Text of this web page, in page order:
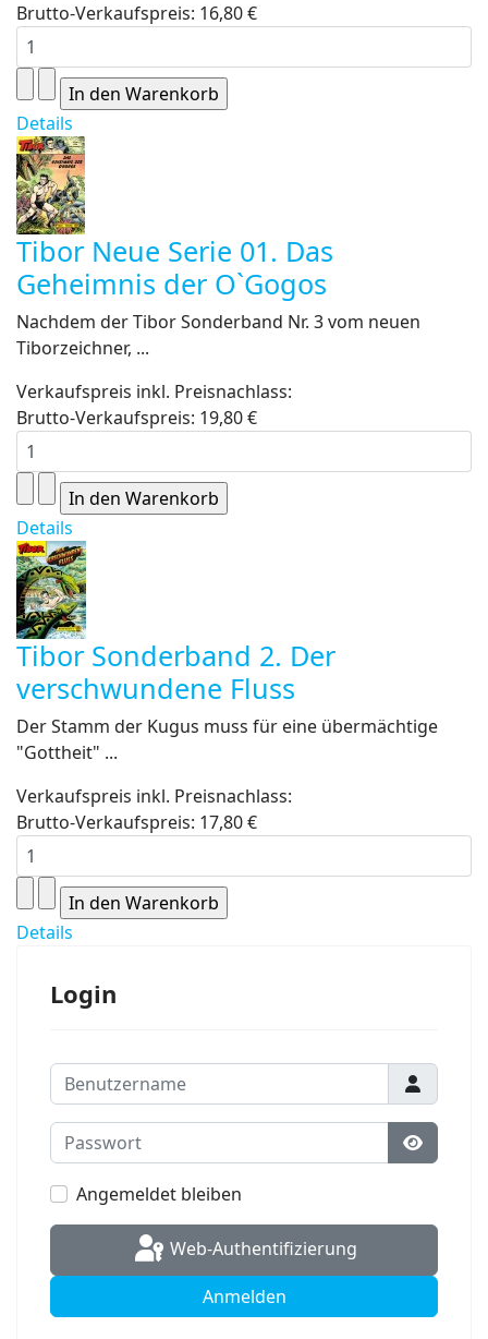
Brutto-Verkaufspreis: 16,80 €
Details
Tibor Neue Serie 01. Das
Geheimnis der O`Gogos
Nachdem der Tibor Sonderband Nr. 3 vom neuen
Tiborzeichner, ...
Verkaufspreis inkl. Preisnachlass:
Brutto-Verkaufspreis: 19,80 €
Details
Tibor Sonderband 2. Der
verschwundene Fluss
Der Stamm der Kugus muss für eine übermächtige
"Gottheit" ...
Verkaufspreis inkl. Preisnachlass:
Brutto-Verkaufspreis: 17,80 €
Details
Login
Benutzername
Passwort
Angemeldet bleiben
Web-Authentifizierung
Anmelden